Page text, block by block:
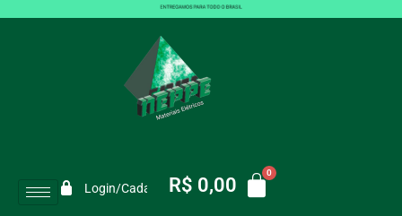
Login/CadastroR$ 0,00
DISJUNTOR STECK UNI 004A CURVA
C 3KA SDD61C04
DISJUNTOR STECK UNI 004A CURVA C 3KA SDD61C04